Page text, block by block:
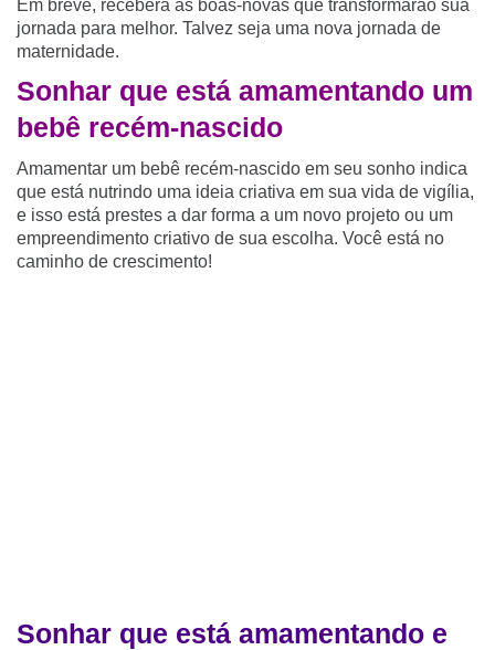
Em breve, receberá as boas-novas que transformarão sua
jornada para melhor. Talvez seja uma nova jornada de
maternidade.
Sonhar que está amamentando um
bebê recém-nascido
Amamentar um bebê recém-nascido em seu sonho indica
que está nutrindo uma ideia criativa em sua vida de vigília,
e isso está prestes a dar forma a um novo projeto ou um
empreendimento criativo de sua escolha. Você está no
caminho de crescimento!
Sonhar que está amamentando e